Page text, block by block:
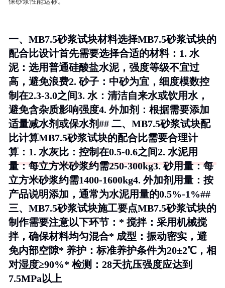
一、MB7.5砂浆试块材料选择MB7.5砂浆试块的
配合比设计首先需要选择合适的材料：1. 水
泥：选用普通硅酸盐水泥，强度等级不宜过
高，避免浪费2. 砂子 ：中砂为宜，细度模数控
制在2.3-3.0之间3. 水：清洁自来水或饮用水，
避免含杂质影响强度4. 外加剂 ：根据需要添加
适量减水剂或保水剂## 二、MB7.5砂浆试块配
比计算MB7.5砂浆试块的配合比需要合理计
算：1. 水灰比 ：控制在0.5-0.6之间2. 水泥用
量：每立方米砂浆约需250-300kg3.砂用量：每
立方米砂浆约需1400-1600kg4. 外加剂用量 ：按
产品说明添加，通常为水泥用量的0.5%-1%##
三、MB7.5砂浆试块施工要点MB7.5砂浆试块的
制作需要注意以下环节：* 搅拌：采用机械搅
拌，确保材料均匀混合* 成型 ：振动密实，避
免内部空隙* 养护 ：标准养护条件为20±2℃，相
对湿度≥90%* 检测 ：28天抗压强度应达到
7.5MPa以上